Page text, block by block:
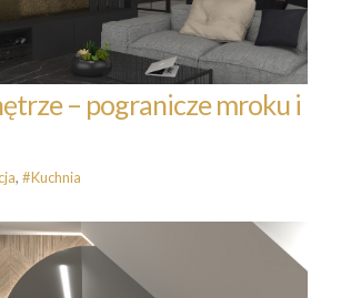
#Komunikacja #Kuchnia
– pogranicze mroku i
, #Kuchnia